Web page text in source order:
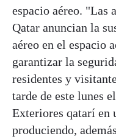
espacio aéreo. "Las
Qatar anuncian la
aéreo en el espacio
garantizar la
residentes y
tarde de este lunes
Exteriores qatarí en
produciendo,